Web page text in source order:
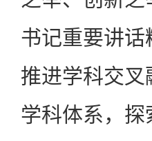
书记重要讲
推进学科交
学科体系，